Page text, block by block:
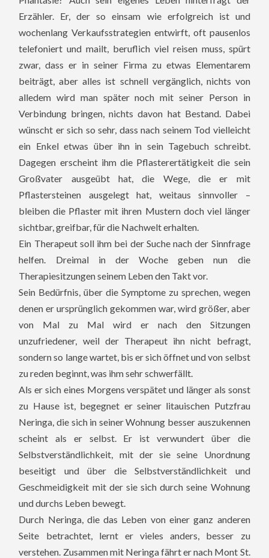
Erzähler. Er, der so einsam wie erfolgreich ist und
wochenlang Verkaufsstrategien entwirft, oft pausenlos
telefoniert und mailt, beruflich viel reisen muss, spürt
zwar, dass er in seiner Firma zu etwas Elementarem
beiträgt, aber alles ist schnell vergänglich, nichts von
alledem wird man später noch mit seiner Person in
Verbindung bringen, nichts davon hat Bestand. Dabei
wünscht er sich so sehr, dass nach seinem Tod vielleicht
ein Enkel etwas über ihn in sein Tagebuch schreibt.
Dagegen erscheint ihm die Pflasterertätigkeit die sein
Großvater ausgeübt hat, die Wege, die er mit
Pflastersteinen ausgelegt hat, weitaus sinnvoller –
bleiben die Pflaster mit ihren Mustern doch viel länger
sichtbar, greifbar, für die Nachwelt erhalten.
Ein Therapeut soll ihm bei der Suche nach der Sinnfrage
helfen. Dreimal in der Woche geben nun die
Therapiesitzungen seinem Leben den Takt vor.
Sein Bedürfnis, über die Symptome zu sprechen, wegen
denen er ursprünglich gekommen war, wird größer, aber
von Mal zu Mal wird er nach den Sitzungen
unzufriedener, weil der Therapeut ihn nicht befragt,
sondern so lange wartet, bis er sich öffnet und von selbst
zu reden beginnt, was ihm sehr schwerfällt.
Als er sich eines Morgens verspätet und länger als sonst
zu Hause ist, begegnet er seiner litauischen Putzfrau
Neringa, die sich in seiner Wohnung besser auszukennen
scheint als er selbst. Er ist verwundert über die
Selbstverständlichkeit, mit der sie seine Unordnung
beseitigt und über die Selbstverständlichkeit und
Geschmeidigkeit mit der sie sich durch seine Wohnung
und durchs Leben bewegt.
Durch Neringa, die das Leben von einer ganz anderen
Seite betrachtet, lernt er vieles anders, besser zu
verstehen. Zusammen mit Neringa fährt er nach Mont St.